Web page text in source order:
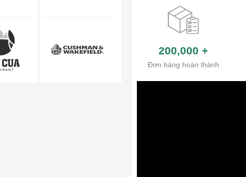
200,000 +
Đơn hàng hoàn thành